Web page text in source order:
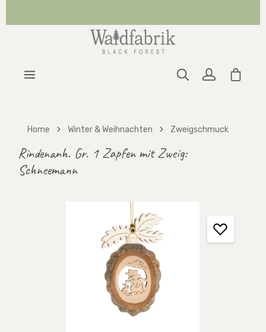
Home Winter & Weihnachten Zweigschmuck
Rindenanh. Gr. 1 Zapfen mit Zweig:
Schneemann